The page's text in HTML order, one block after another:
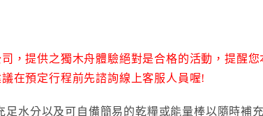
，提供之獨木舟體驗絕對是合格的活動，提醒
在預定行程前先諮詢線上客服人員喔!
水分以及可自備簡易的乾糧或能量棒以隨時補充